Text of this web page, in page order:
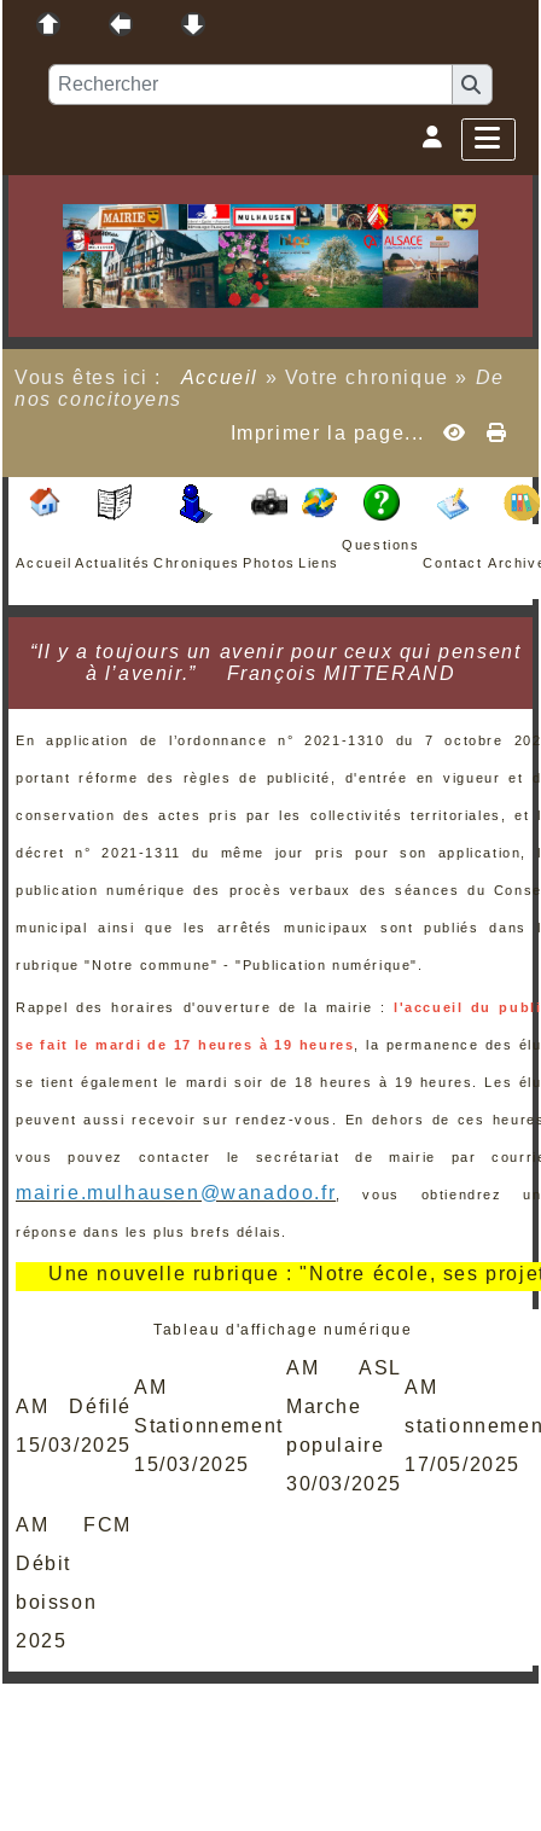
Vous êtes ici : Accueil » Votre chronique » De
nos concitoyens
Imprimer la page...
Accueil Actualités Chroniques Photos Liens
Questions
Contact
“Il y a toujours un avenir pour ceux qui pensent
à l’avenir.”
François MITTERAND
En application de l’ordonnance n° 2021-1310 du 7 octobre
portant réforme des règles de publicité, d'entrée en vigueur et
conservation des actes pris par les collectivités territoriales, et
décret n° 2021-1311 du même jour pris pour son application,
publication numérique des procès verbaux des séances du
municipal ainsi que les arrêtés municipaux sont publiés dans
rubrique "Notre commune" - "Publication numérique".
Rappel des horaires d'ouverture de la mairie : l'accueil du
se fait le mardi de 17 heures à 19 heures , la permanence des
se tient également le mardi soir de 18 heures à 19 heures. Les
peuvent aussi recevoir sur rendez-vous. En dehors de ces
vous pouvez contacter le secrétariat de mairie par
mairie.mulhausen@wanadoo.fr , vous obtiendrez
réponse dans les plus brefs délais.
nouvelle rubrique : "Notre école, ses projets,
Tableau d'affichage numérique
AM Défilé
15/03/2025
AM
Stationnement
15/03/2025
AM ASL
Marche
populaire
30/03/2025
AM
17/05/2025
AM FCM
Débit
boisson
2025